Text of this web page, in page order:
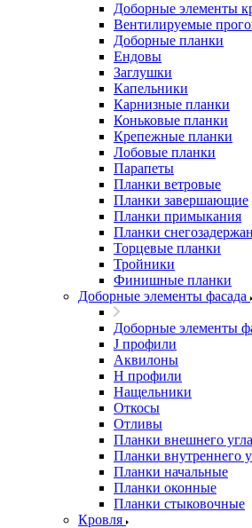
Доборные элементы
Вентилируемые
Доборные планки
Ендовы
Заглушки
Капельники
Карнизные планки
Коньковые планки
Крепежные планки
Лобовые планки
Парапеты
Планки ветровые
Планки завершающие
Планки примыкания
Планки
Торцевые планки
Тройники
Финишные планки
Доборные элементы фасада
Доборные элементы
J профили
Аквилоны
Н профили
Нащельники
Откосы
Отливы
Планки внешнего угла
Планки внутреннего
Планки начальные
Планки оконные
Планки стыковочные
Кровля